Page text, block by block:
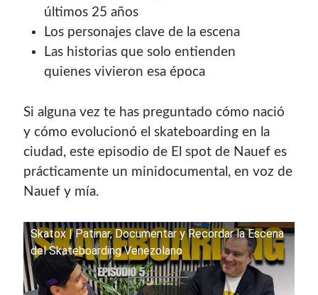
Descuentos
Si vas a comprar un dominio, hazlo por aquí y colaboras
con el mantenimiento de este sitio:
Si deseas vender publicidad en tu propio blog o página
web, te recomiendo usar
Seeding UP
monetizar tu página.
últimos 25 años
Los personajes clave de la escena
Las historias que solo entienden
quienes vivieron esa época
Si alguna vez te has preguntado cómo nació
y cómo evolucionó el skateboarding en la
ciudad, este episodio de El spot de Nauef es
prácticamente un minidocumental, en voz de
Nauef y mía.
Skatox | Patinar, Documentar y Recordar la Escena
del Skateboarding Venezolano